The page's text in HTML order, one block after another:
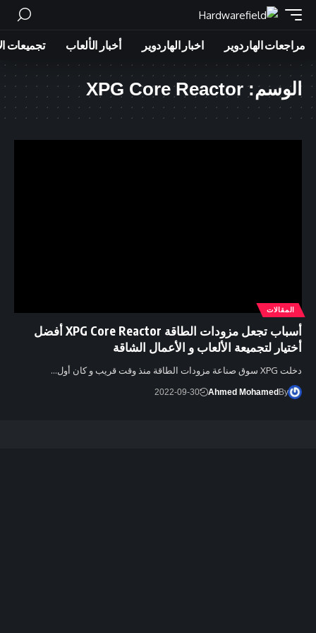
مراجعات الهاردوير اخبار الهاردوير أخبار الألعاب تجميعات
الوسم: XPG Core Reactor
المقالات
أسباب تجعل مزودات الطاقة XPG Core Reactor أفضل
أختيار لتجميعة الألعاب و الأعمال الشاقة
دخلت XPG سوق صناعة مزودات الطاقة منذ وقت قريب و كان أول…
By
Ahmed Mohamed
2022-09-30